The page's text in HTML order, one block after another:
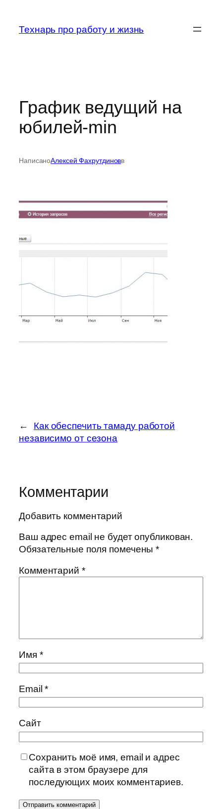
содержимому
Технарь про работу и жизнь
График ведущий на
юбилей-min
НаписаноАлексей Фахрутдиновв
←
Как обеспечить тамаду работой
независимо от сезона
Комментарии
Добавить комментарий
Ваш адрес email не будет опубликован.
Обязательные поля помечены*
Комментарий *
Имя *
Email*
Сайт
Сохранить моё имя, email и адрес
сайта в этом браузере для
последующих моих комментариев.